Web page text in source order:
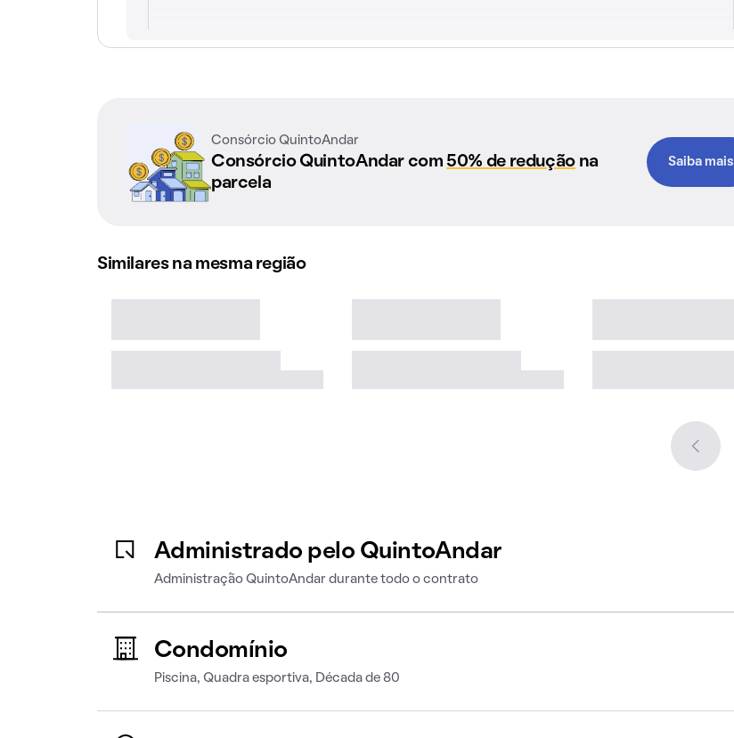
Consórcio QuintoAndar
Consórcio QuintoAndar com 50% de reduçãona
parcela
Saiba mais
Similares na mesma região
Administrado pelo QuintoAndar
Administração QuintoAndar durante todo o contrato
Condomínio
Piscina, Quadra esportiva, Década de 80